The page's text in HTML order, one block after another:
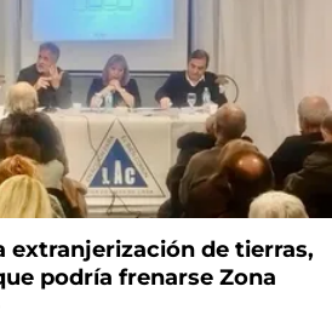
extranjerización de tierras,
podría frenarse Zona